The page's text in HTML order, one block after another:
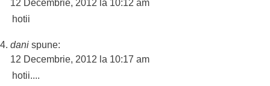
12 Decembrie, 2012 la 10:12 am
hotii
dani spune:
12 Decembrie, 2012 la 10:17 am
hotii....